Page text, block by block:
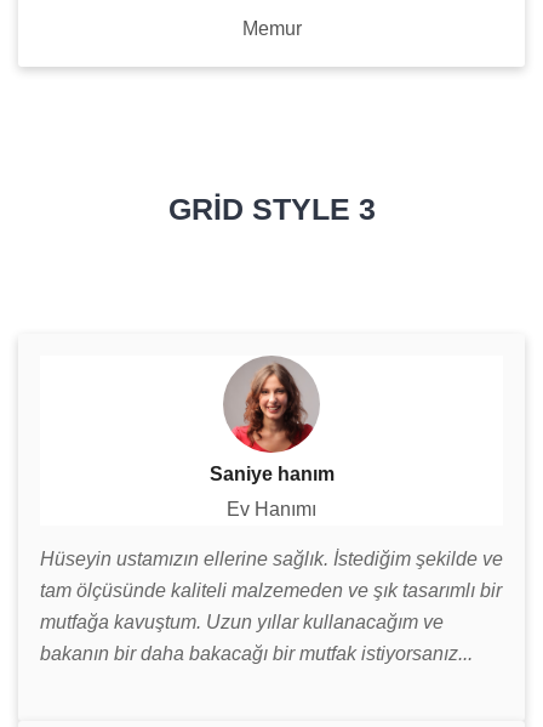
Memur
GRID STYLE 3
Saniye hanım
Ev Hanımı
Hüseyin ustamızın ellerine sağlık. İstediğim şekilde ve
tam ölçüsünde kaliteli malzemeden ve şık tasarımlı bir
mutfağa kavuştum. Uzun yıllar kullanacağım ve
bakanın bir daha bakacağı bir mutfak istiyorsanız...